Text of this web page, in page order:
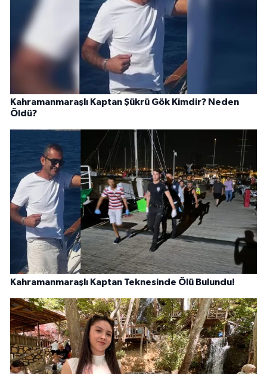
Kahramanmaraşlı Kaptan Şükrü Gök Kimdir? Neden
Öldü?
Kahramanmaraşlı Kaptan Teknesinde Ölü Bulundu!